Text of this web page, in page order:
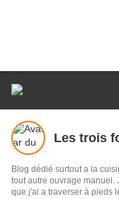
Blog dédié surtout a la cuisine, mais
tout autre ouvrage manuel.
que j'ai a traverser à pieds